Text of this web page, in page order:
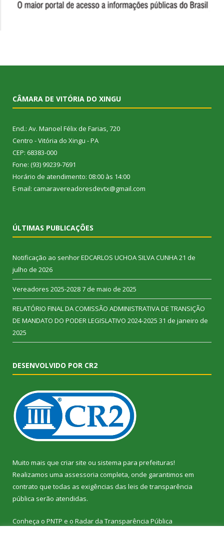
CÂMARA DE VITÓRIA DO XINGU
End.: Av. Manoel Félix de Farias, 720
Centro - Vitória do Xingu - PA
CEP: 68383-000
Fone: (93) 99239-7691
Horário de atendimento: 08:00 às 14:00
E-mail: camaravereadoresdevtx@gmail.com
ÚLTIMAS PUBLICAÇÕES
Notificação ao senhor EDCARLOS UCHOA SILVA CUNHA21 de
julho de 2026
Vereadores 2025-20287 de maio de 2025
RELATÓRIO FINAL DA COMISSÃO ADMINISTRATIVA DE TRANSIÇÃO
DE MANDATO DO PODER LEGISLATIVO 2024-2025 31 de janeiro de
2025
DESENVOLVIDO POR CR2
Muito mais que criar site ou sistema para prefeituras!
Realizamos uma assessoria completa, onde garantimos em
contrato que todas as exigências das leis de transparência
pública serão atendidas.
Conheça o PNTP e o Radar da Transparência Pública